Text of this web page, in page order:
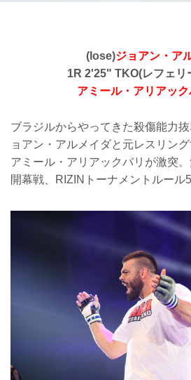
(lose)ジョアン・ア
1R 2'25" TKO(レフェリ
アミール・アリアック
ブラジルからやってきた殺傷能力
ョアン・アルメイダと元レスリン
アミール・アリアックバリが激突
開幕戦、RIZINトーナメントルール